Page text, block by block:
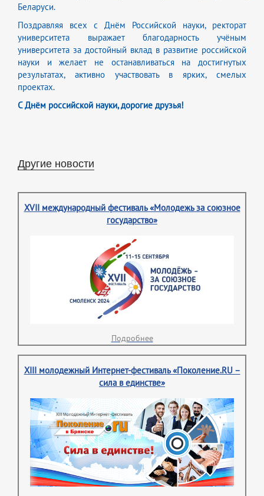
Беларуси.
Поздравляя всех с Днём Российской науки, ректорат
университета выражает благодарность учёным
университета за достойный вклад в развитие российской
науки и желает не останавливаться на достигнутых
результатах, активно участвовать в ярких, смелых
проектах.
С Днём российской науки, дорогие друзья!
Другие новости
XVII международный фестиваль «Молодежь за союзное
государство»
Подробнее
XIII молодежный Интернет-фестиваль «Поколение.RU –
сила в единстве»